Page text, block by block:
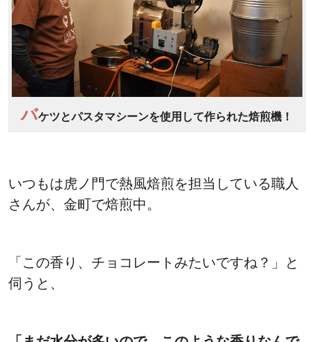
バケツとパスタマシーンを使用して作られた焙煎機！
いつもは虎ノ門で熱風焙煎を担当している職人
さんが、金町で焙煎中。
「この香り、チョコレートみたいですね？」と
伺うと、